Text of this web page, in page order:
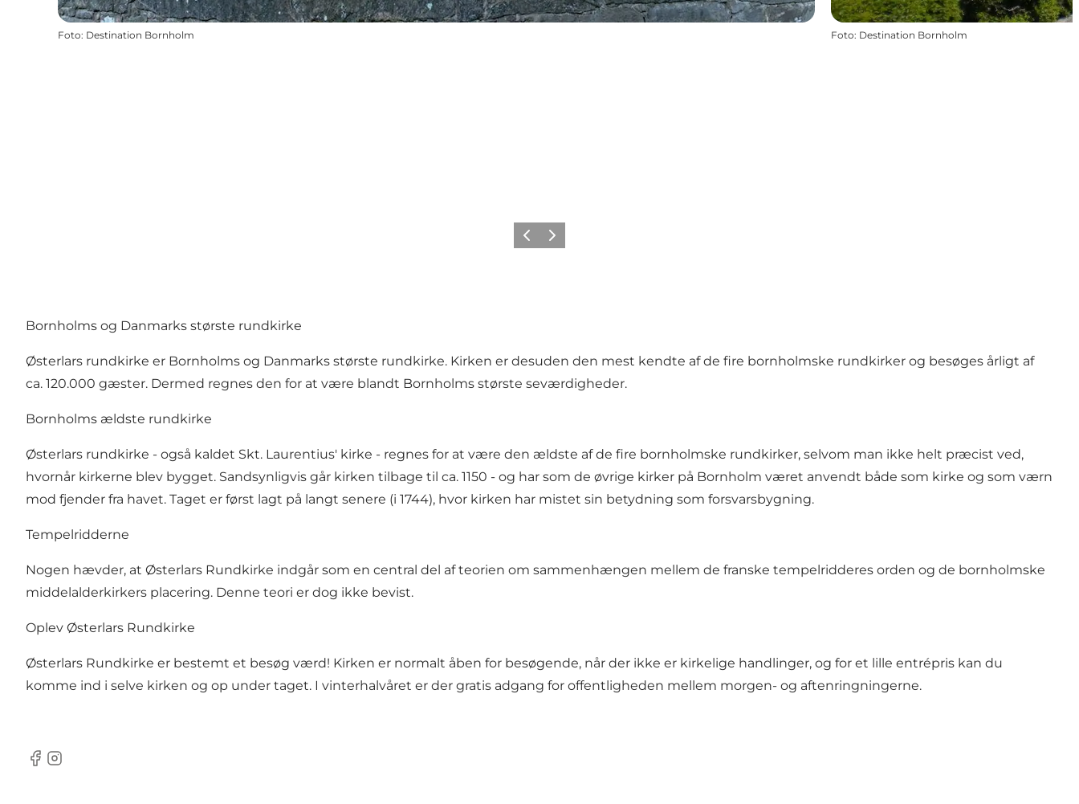
Foto: Destination Bornholm Foto: Destination Bornholm
ForrigeNæste
Bornholms og Danmarks største rundkirke
Østerlars rundkirke er Bornholms og Danmarks største rundkirke. Kirken er desuden den mest kendte af de fire bornholmske rundkirker og besøges årligt af
ca. 120.000 gæster. Dermed regnes den for at være blandt Bornholms største seværdigheder.
Bornholms ældste rundkirke
Østerlars rundkirke - også kaldet Skt. Laurentius' kirke - regnes for at være den ældste af de fire bornholmske rundkirker, selvom man ikke helt præcist ved,
hvornår kirkerne blev bygget. Sandsynligvis går kirken tilbage til ca. 1150 - og har som de øvrige kirker på Bornholm været anvendt både som kirke og som værn
mod fjender fra havet. Taget er først lagt på langt senere (i 1744), hvor kirken har mistet sin betydning som forsvarsbygning.
Tempelridderne
Nogen hævder, at Østerlars Rundkirke indgår som en central del af teorien om sammenhængen mellem de franske tempelridderes orden og de bornholmske
middelalderkirkers placering. Denne teori er dog ikke bevist.
Oplev Østerlars Rundkirke
Østerlars Rundkirke er bestemt et besøg værd! Kirken er normalt åben for besøgende, når der ikke er kirkelige handlinger, og for et lille entrépris kan du
komme ind i selve kirken og op under taget. I vinterhalvåret er der gratis adgang for offentligheden mellem morgen- og aftenringningerne.
Facebook
Instagram